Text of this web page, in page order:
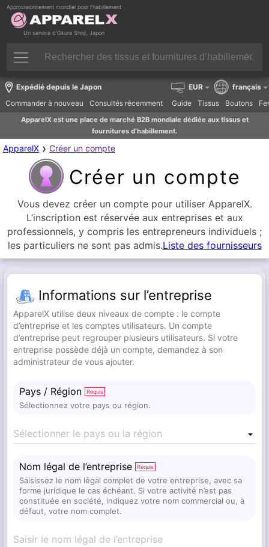
Approvisionnement mondial pour l’habillement
Un service d’Okura Shoji, Japon
Expédié depuis le Japon
Commander à nouveau
Consultés récemment Guide Tissus Boutons
EUR français
ApparelX est une place de marché B2B mondiale dédiée aux tissus et
fournitures d’habillement.
ApparelX › Créer un compte
Créer un compte
Vous devez créer un compte pour utiliser ApparelX.
L’inscription est réservée aux entreprises et aux
professionnels, y compris les entrepreneurs individuels ;
les particuliers ne sont pas admis.Liste des fournisseurs
Informations sur l’entreprise
ApparelX utilise deux niveaux de compte : le compte
d’entreprise et les comptes utilisateurs. Un compte
d’entreprise peut regrouper plusieurs utilisateurs. Si votre
entreprise possède déjà un compte, demandez à son
administrateur de vous ajouter.
Pays / Région Requis
Sélectionnez votre pays ou région.
Sélectionner le pays ou la région
Nom légal de l’entreprise Requis
Saisissez le nom légal complet de votre entreprise, avec sa
forme juridique le cas échéant. Si votre activité n’est pas
constituée en société, indiquez votre nom commercial ou, à
défaut, votre nom complet.
Saisir le nom légal de l’entreprise